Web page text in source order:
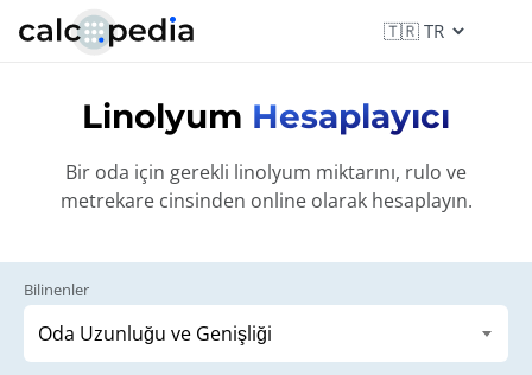
Linolyum Hesaplayıcı
Bir oda için gerekli linolyum miktarını, rulo ve
metrekare cinsinden online olarak hesaplayın.
Bilinenler